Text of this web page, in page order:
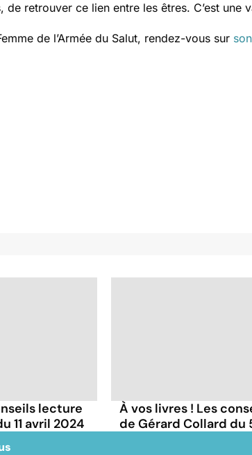
retrouver ce lien entre les êtres. C’est une
de l’Armée du Salut, rendez-vous sur
lecture
11 avril 2024
À vos livres ! Les
de Gérard Collard du